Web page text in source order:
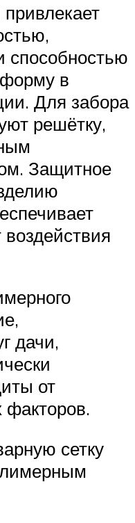
способностью
в
Для забора
решётку,
Защитное
дачи,
от
факторов.
сетку